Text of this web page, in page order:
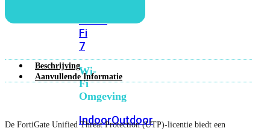
Fi
7
Wi-
Fi
Omgeving
IndoorOutdoor
Beschrijving
Aanvullende Informatie
De FortiGate Unified Threat Protection (UTP)-licentie biedt een